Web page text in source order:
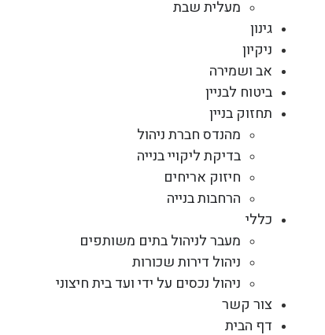
מעלית שבת
גינון
ניקיון
אב ושמירה
ביטוח לבניין
תחזוק בניין
מהנדס חברת ניהול
בדיקת ליקויי בנייה
חיזוק אריחים
הרחבות בנייה
כללי
מעבר לניהול בתים משותפים
ניהול דירות שכורות
ניהול נכסים על ידי ועד בית חיצוני
צור קשר
דף הבית